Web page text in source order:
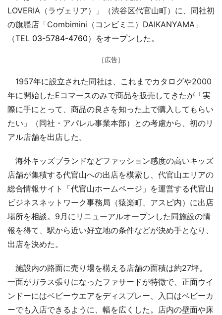
LOVERIA（ラヴェリア）」（渋谷区代官山町）に、同社初
の旗艦店「Combimini（コンビミニ）DAIKANYAMA」
（TEL 03-5784-4760）をオープンした。
［広告］
1957年に設立された同社は、これまでカタログや2000
年に開始したEコマースのみで商品を販売してきたが「実
際に手にとって、商品の良さを知った上で購入してもらい
たい」（同社・アパレル事業本部）との考慮から、初のリ
アル店舗を出店した。
海外キッズブランドなどファッション感度の高いキッズ
店舗が集積する代官山への出店を模索し、代官山エリアの
総合情報サイト「代官山ホームページ」を運営する代官山
ビジネスネットワーク事務局（猿楽町、アスピ内）に出店
場所を相談。9月にリニューアルオープンした同施設の情
報を得て、駅から近い好立地の条件などが決め手となり、
出店を決めた。
施設内の路面に売り場を構える店舗の面積は約27坪。
一面がガラス張りになったファサードが特徴で、正面ウイ
ンドーにはベビーウエアをディスプレー、入口はベビーカ
ーでも入店できるように、幅を広くした。店内の壁面や床